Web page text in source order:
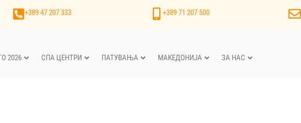
+389 47 207 333 +389 71 207 500
2026 СПА ЦЕНТРИ ПАТУВАЊА МАКЕДОНИЈА ЗА НАС